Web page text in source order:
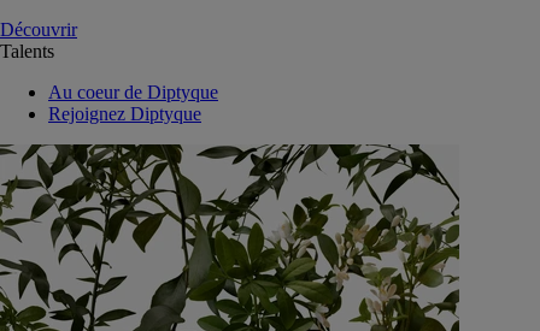
Découvrir
Talents
Au coeur de Diptyque
Rejoignez Diptyque